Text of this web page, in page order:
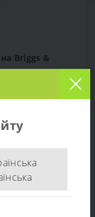
Briggs &